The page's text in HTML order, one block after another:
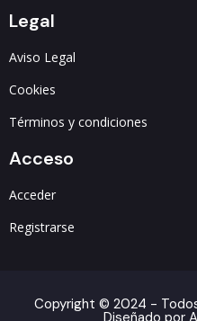
Legal
Aviso Legal
Cookies
Términos y condiciones
Acceso
Acceder
Registrarse
Copyright © 2024 -